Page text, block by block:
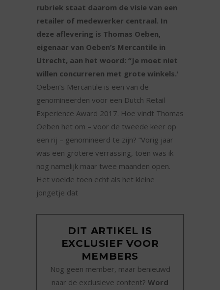
rubriek staat daarom de visie van een
retailer of medewerker centraal. In
deze aflevering is Thomas Oeben,
eigenaar van Oeben’s Mercantile in
Utrecht, aan het woord: “Je moet niet
willen concurreren met grote winkels.'
Oeben’s Mercantile is een van de
genomineerden voor een Dutch Retail
Experience Award 2017. Hoe vindt Thomas
Oeben het om – voor de tweede keer op
een rij – genomineerd te zijn? “Vorig jaar
was een grotere verrassing, toen was ik
nog namelijk maar twee maanden open.
Het voelde toen echt als het kleine
jongetje dat
DIT ARTIKEL IS
EXCLUSIEF VOOR
MEMBERS
Nog geen member, maar benieuwd
naar de exclusieve content? Word